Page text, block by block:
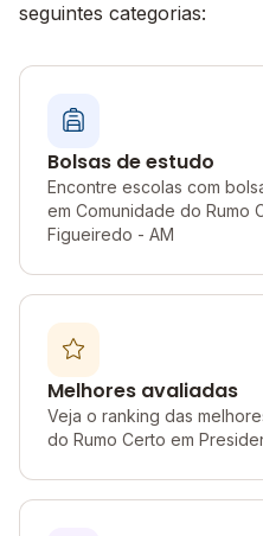
seguintes categorias:
Bolsas de estudo
Encontre escolas com
em Comunidade do Rumo
Figueiredo - AM
Melhores avaliadas
Veja o ranking das
do Rumo Certo em